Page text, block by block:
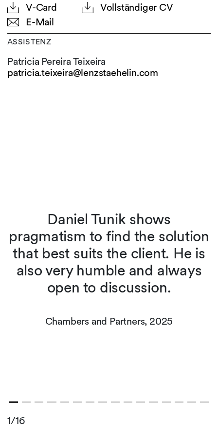
V-Card
Vollständiger CV
E-Mail
ASSISTENZ
Patricia Pereira Teixeira
patricia.teixeira@lenzstaehelin.com
Daniel Tunik shows
pragmatism to find the solution
that best suits the client. He is
also very humble and always
open to discussion.
Chambers and Partners, 2025
1/16